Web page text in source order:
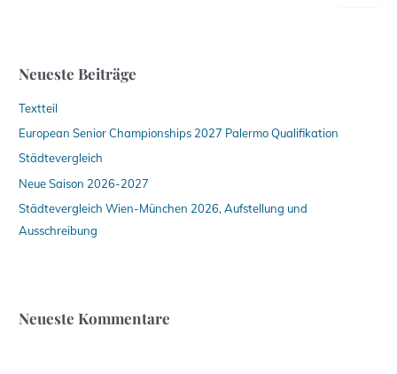
n
c
h
Neueste Beiträge
Textteil
European Senior Championships 2027 Palermo Qualifikation
Städtevergleich
Neue Saison 2026-2027
Städtevergleich Wien-München 2026, Aufstellung und
Ausschreibung
Neueste Kommentare